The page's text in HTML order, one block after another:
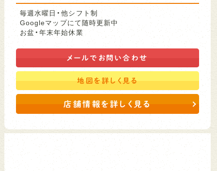
毎週水曜日・他シフト制
Googleマップにて随時更新中
お盆・年末年始休業
メールで お問い合わせ
地図を詳しく見る
店舗情報を詳しく見る